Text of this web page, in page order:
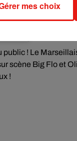
! Le
scène Big Flo et
!
mes choix